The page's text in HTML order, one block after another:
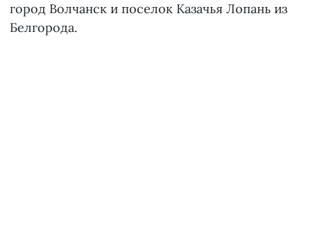
город Волчанск и поселок Казачья Лопань из
Белгорода.